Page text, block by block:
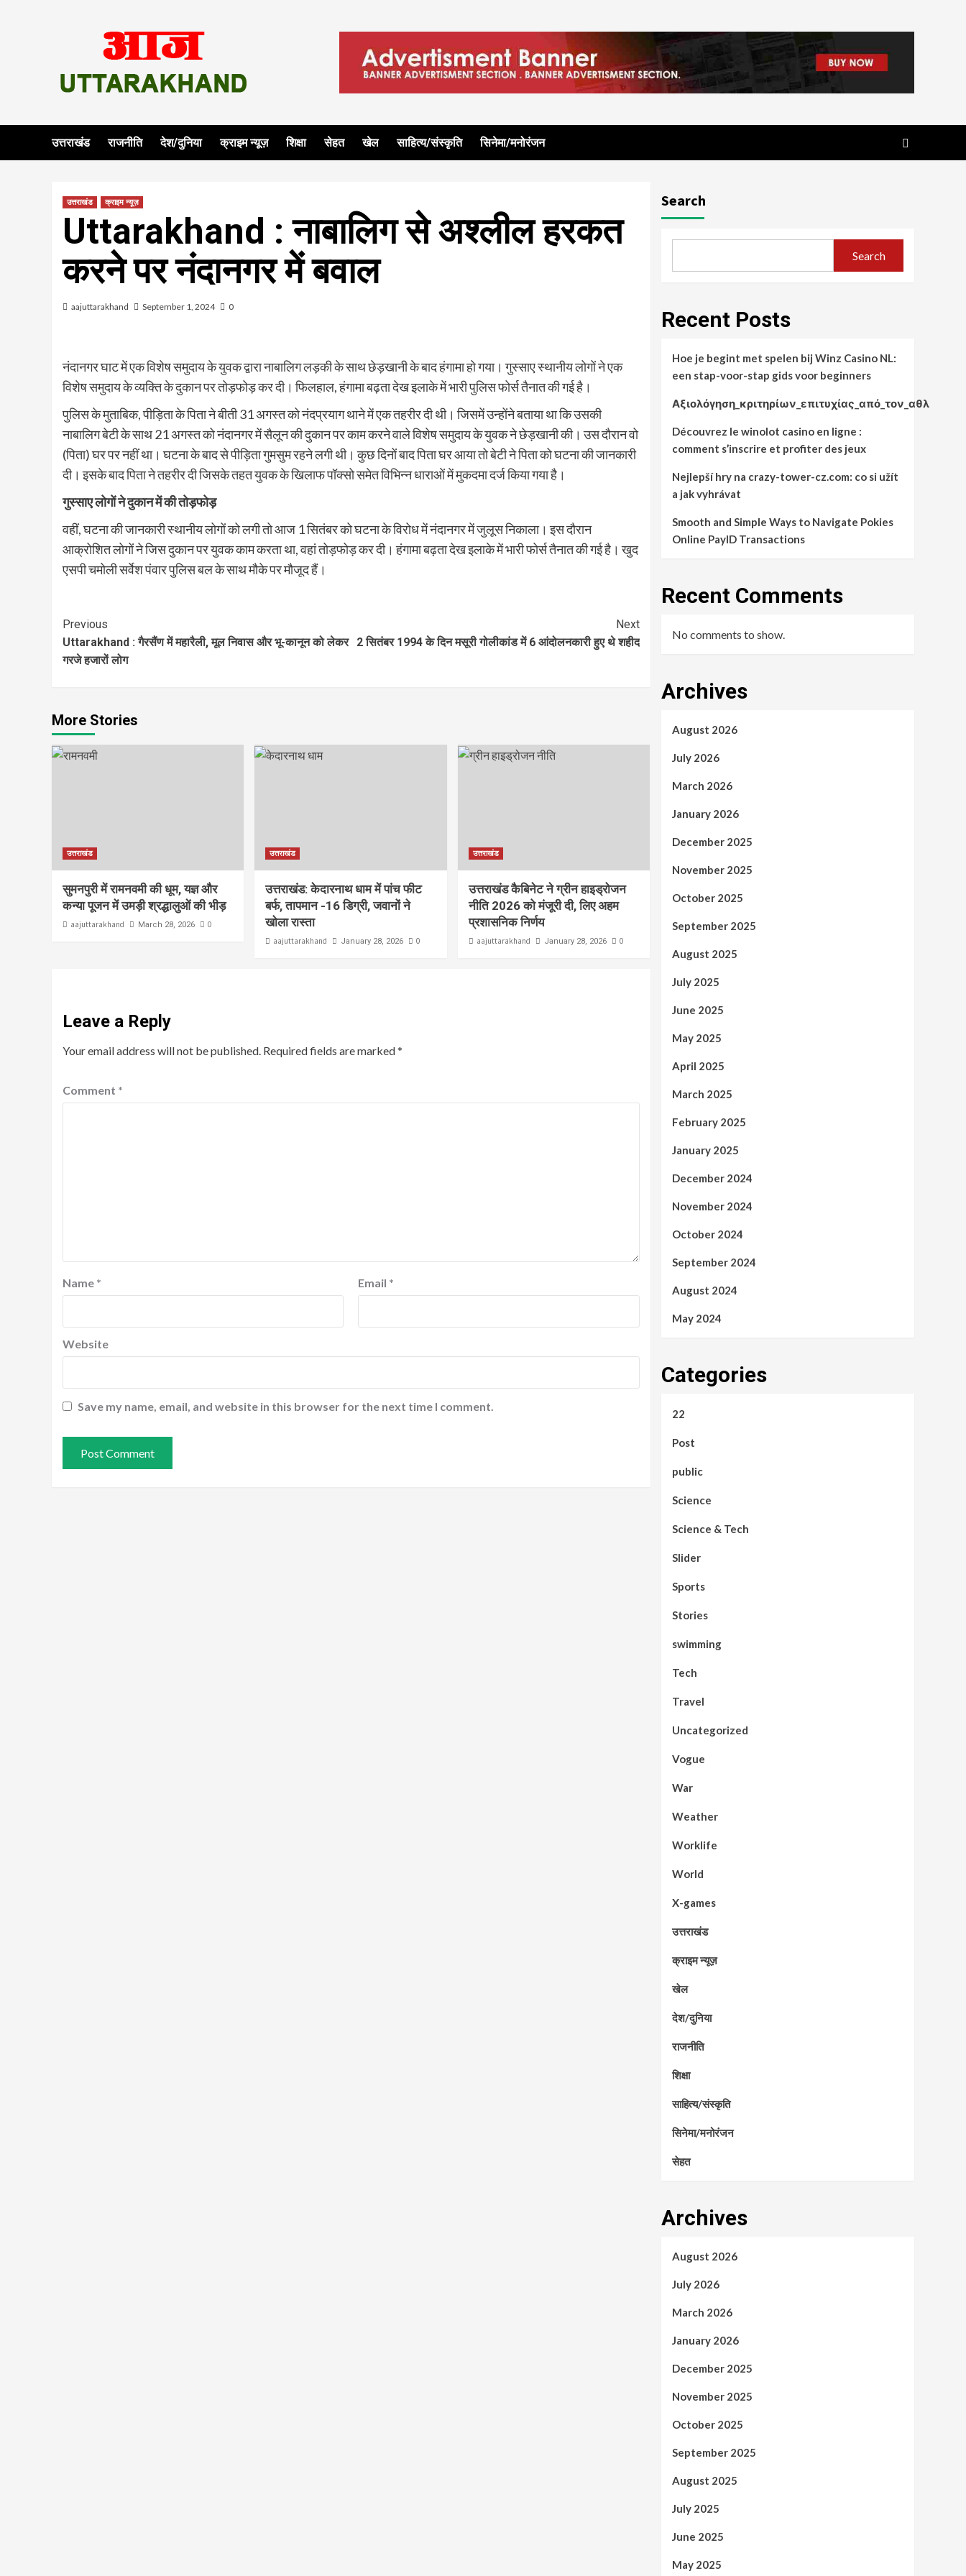
उत्तराखंड राजनीति देश/दुनिया क्राइम न्यूज़ शिक्षा सेहत खेल साहित्य/संस्कृति सिनेमा/मनोरंजन
उत्तराखंड क्राइम न्यूज़
Uttarakhand : नाबालिग से अश्लील हरकत
करने पर नंदानगर में बवाल
aajuttarakhand September 1, 2024 0
नंदानगर घाट में एक विशेष समुदाय के युवक द्वारा नाबालिग लड़की के साथ छेड़खानी के बाद हंगामा हो गया। गुस्साए स्थानीय लोगों ने एक
विशेष समुदाय के व्यक्ति के दुकान पर तोड़फोड़ कर दी। फिलहाल, हंगामा बढ़ता देख इलाके में भारी पुलिस फोर्स तैनात की गई है।
पुलिस के मुताबिक, पीड़िता के पिता ने बीती 31 अगस्त को नंदप्रयाग थाने में एक तहरीर दी थी। जिसमें उन्होंने बताया था कि उसकी
नाबालिग बेटी के साथ 21 अगस्त को नंदानगर में सैलून की दुकान पर काम करने वाले विशेष समुदाय के युवक ने छेड़खानी की। उस दौरान वो
(पिता) घर पर नहीं था। घटना के बाद से पीड़िता गुमसुम रहने लगी थी। कुछ दिनों बाद पिता घर आया तो बेटी ने पिता को घटना की जानकारी
दी। इसके बाद पिता ने तहरीर दी जिसके तहत युवक के खिलाफ पॉक्सो समेत विभिन्न धाराओं में मुकदमा दर्ज किया गया है।
गुस्साए लोगों ने दुकान में की तोड़फोड़
वहीं, घटना की जानकारी स्थानीय लोगों को लगी तो आज 1 सितंबर को घटना के विरोध में नंदानगर में जुलूस निकाला। इस दौरान
आक्रोशित लोगों ने जिस दुकान पर युवक काम करता था, वहां तोड़फोड़ कर दी। हंगामा बढ़ता देख इलाके में भारी फोर्स तैनात की गई है। खुद
एसपी चमोली सर्वेश पंवार पुलिस बल के साथ मौके पर मौजूद हैं।
Continue
Reading
Previous
Uttarakhand : गैरसैंण में महारैली, मूल निवास और भू-कानून को लेकर
गरजे हजारों लोग
Next
2 सितंबर 1994 के दिन मसूरी गोलीकांड में 6 आंदोलनकारी हुए थे शहीद
More Stories
उत्तराखंड
सुमनपुरी में रामनवमी की धूम, यज्ञ और
कन्या पूजन में उमड़ी श्रद्धालुओं की भीड़
aajuttarakhand March 28, 2026 0
उत्तराखंड
उत्तराखंड: केदारनाथ धाम में पांच फीट
बर्फ, तापमान -16 डिग्री, जवानों ने
खोला रास्ता
aajuttarakhand January 28, 2026 0
उत्तराखंड
उत्तराखंड कैबिनेट ने ग्रीन हाइड्रोजन
नीति 2026 को मंजूरी दी, लिए अहम
प्रशासनिक निर्णय
aajuttarakhand January 28, 2026 0
Leave a Reply
Your email address will not be published. Required fields are marked*
Comment *
Name * Email *
Website
Save my name, email, and website in this browser for the next time I comment.
Search
Search
Recent Posts
Hoe je begint met spelen bij Winz Casino NL:
een stap-voor-stap gids voor beginners
Αξιολόγηση_κριτηρίων_επιτυχίας_από_τον_αθλ
Découvrez le winolot casino en ligne :
comment s’inscrire et profiter des jeux
Nejlepší hry na crazy-tower-cz.com: co si užít
a jak vyhrávat
Smooth and Simple Ways to Navigate Pokies
Online PayID Transactions
Recent Comments
No comments to show.
Archives
August 2026
July 2026
March 2026
January 2026
December 2025
November 2025
October 2025
September 2025
August 2025
July 2025
June 2025
May 2025
April 2025
March 2025
February 2025
January 2025
December 2024
November 2024
October 2024
September 2024
August 2024
May 2024
Categories
22
Post
public
Science
Science & Tech
Slider
Sports
Stories
swimming
Tech
Travel
Uncategorized
Vogue
War
Weather
Worklife
World
X-games
उत्तराखंड
क्राइम न्यूज़
खेल
देश/दुनिया
राजनीति
शिक्षा
साहित्य/संस्कृति
सिनेमा/मनोरंजन
सेहत
Archives
August 2026
July 2026
March 2026
January 2026
December 2025
November 2025
October 2025
September 2025
August 2025
July 2025
June 2025
May 2025